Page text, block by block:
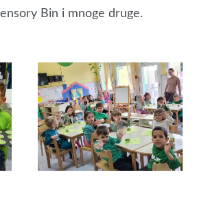
Bin i mnoge druge.